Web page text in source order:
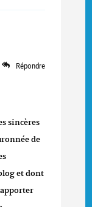
Répondre
sincères
de
et dont